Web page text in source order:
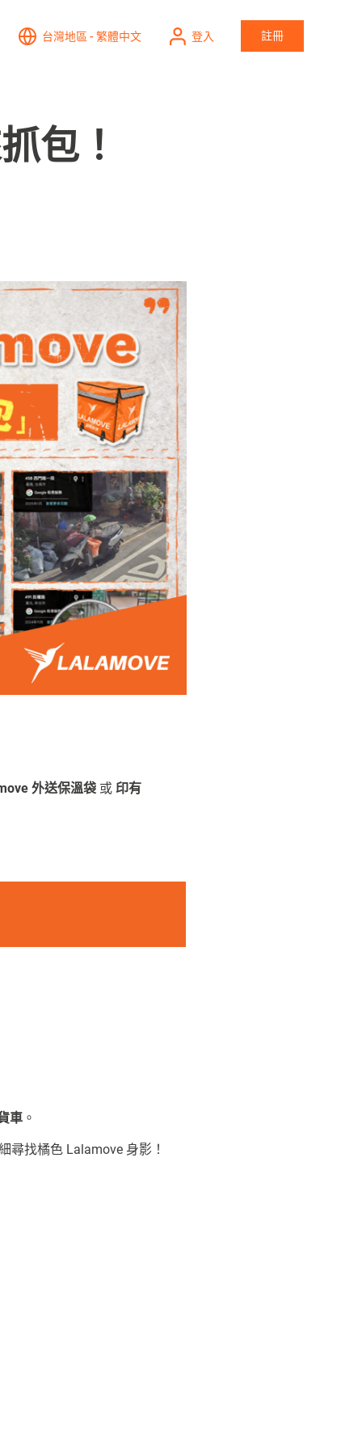
台灣地區 - 繁體中文 登入 註冊
包！
外送保溫袋 或 印有
車 。
找橘色 Lalamove 身影！